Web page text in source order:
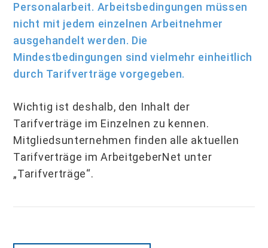
Personalarbeit. Arbeitsbedingungen müssen
nicht mit jedem einzelnen Arbeitnehmer
ausgehandelt werden. Die
Mindestbedingungen sind vielmehr einheitlich
durch Tarifverträge vorgegeben.
Wichtig ist deshalb, den Inhalt der
Tarifverträge im Einzelnen zu kennen.
Mitgliedsunternehmen finden alle aktuellen
Tarifverträge im ArbeitgeberNet unter
„Tarifverträge“.